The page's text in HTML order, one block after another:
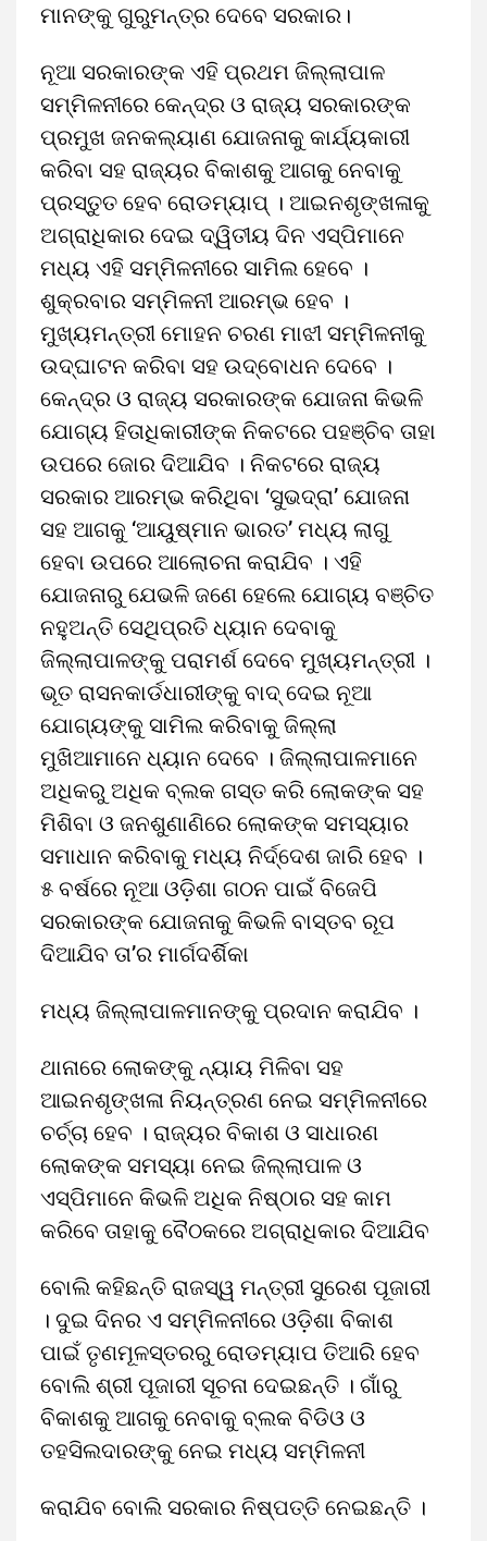
ମାନଙ୍କୁ ଗୁରୁମନ୍ତ୍ର ଦେବେ ସରକାର।
ନୂଆ ସରକାରଙ୍କ ଏହି ପ୍ରଥମ ଜିଲ୍ଲାପାଳ
ସମ୍ମିଳନୀରେ କେନ୍ଦ୍ର ଓ ରାଜ୍ୟ ସରକାରଙ୍କ
ପ୍ରମୁଖ ଜନକଲ୍ୟାଣ ଯୋଜନାକୁ କାର୍ଯ୍ୟକାରୀ
କରିବା ସହ ରାଜ୍ୟର ବିକାଶକୁ ଆଗକୁ ନେବାକୁ
ପ୍ରସ୍ତୁତ ହେବ ରୋଡମ୍ୟାପ୍ । ଆଇନଶୃଙ୍ଖଳାକୁ
ଅଗ୍ରାଧିକାର ଦେଇ ଦ୍ୱିତୀୟ ଦିନ ଏସ୍ପିମାନେ
ମଧ୍ୟ ଏହି ସମ୍ମିଳନୀରେ ସାମିଲ ହେବେ ।
ଶୁକ୍ରବାର ସମ୍ମିଳନୀ ଆରମ୍ଭ ହେବ ।
ମୁଖ୍ୟମନ୍ତ୍ରୀ ମୋହନ ଚରଣ ମାଝୀ ସମ୍ମିଳନୀକୁ
ଉଦ୍ଘାଟନ କରିବା ସହ ଉଦ୍ବୋଧନ ଦେବେ ।
କେନ୍ଦ୍ର ଓ ରାଜ୍ୟ ସରକାରଙ୍କ ଯୋଜନା କିଭଳି
ଯୋଗ୍ୟ ହିତାଧିକାରୀଙ୍କ ନିକଟରେ ପହଞ୍ଚିବ ତାହା
ଉପରେ ଜୋର ଦିଆଯିବ । ନିକଟରେ ରାଜ୍ୟ
ସରକାର ଆରମ୍ଭ କରିଥିବା ‘ସୁଭଦ୍ରା’ ଯୋଜନା
ସହ ଆଗକୁ ‘ଆୟୁଷ୍ମାନ ଭାରତ’ ମଧ୍ୟ ଲାଗୁ
ହେବା ଉପରେ ଆଲୋଚନା କରାଯିବ । ଏହି
ଯୋଜନାରୁ ଯେଭଳି ଜଣେ ହେଲେ ଯୋଗ୍ୟ ବଞ୍ଚିତ
ନହୁଅନ୍ତି ସେଥିପ୍ରତି ଧ୍ୟାନ ଦେବାକୁ
ଜିଲ୍ଲାପାଳଙ୍କୁ ପରାମର୍ଶ ଦେବେ ମୁଖ୍ୟମନ୍ତ୍ରୀ ।
ଭୂତ ରାସନକାର୍ଡଧାରୀଙ୍କୁ ବାଦ୍ ଦେଇ ନୂଆ
ଯୋଗ୍ୟଙ୍କୁ ସାମିଲ କରିବାକୁ ଜିଲ୍ଲା
ମୁଖିଆମାନେ ଧ୍ୟାନ ଦେବେ । ଜିଲ୍ଲାପାଳମାନେ
ଅଧିକରୁ ଅଧିକ ବ୍ଲକ ଗସ୍ତ କରି ଲୋକଙ୍କ ସହ
ମିଶିବା ଓ ଜନଶୁଣାଣିରେ ଲୋକଙ୍କ ସମସ୍ୟାର
ସମାଧାନ କରିବାକୁ ମଧ୍ୟ ନିର୍ଦ୍ଦେଶ ଜାରି ହେବ ।
୫ ବର୍ଷରେ ନୂଆ ଓଡ଼ିଶା ଗଠନ ପାଇଁ ବିଜେପି
ସରକାରଙ୍କ ଯୋଜନାକୁ କିଭଳି ବାସ୍ତବ ରୂପ
ଦିଆଯିବ ତା’ର ମାର୍ଗଦର୍ଶିକା
ମଧ୍ୟ ଜିଲ୍ଲାପାଳମାନଙ୍କୁ ପ୍ରଦାନ କରାଯିବ ।
ଥାନାରେ ଲୋକଙ୍କୁ ନ୍ୟାୟ ମିଳିବା ସହ
ଆଇନଶୃଙ୍ଖଳା ନିୟନ୍ତ୍ରଣ ନେଇ ସମ୍ମିଳନୀରେ
ଚର୍ଚ୍ଚା ହେବ । ରାଜ୍ୟର ବିକାଶ ଓ ସାଧାରଣ
ଲୋକଙ୍କ ସମସ୍ୟା ନେଇ ଜିଲ୍ଲାପାଳ ଓ
ଏସ୍ପିମାନେ କିଭଳି ଅଧିକ ନିଷ୍ଠାର ସହ କାମ
କରିବେ ତାହାକୁ ବୈଠକରେ ଅଗ୍ରାଧିକାର ଦିଆଯିବ
ବୋଲି କହିଛନ୍ତି ରାଜସ୍ୱ ମନ୍ତ୍ରୀ ସୁରେଶ ପୂଜାରୀ
। ଦୁଇ ଦିନର ଏ ସମ୍ମିଳନୀରେ ଓଡ଼ିଶା ବିକାଶ
ପାଇଁ ତୃଣମୂଳସ୍ତରରୁ ରୋଡମ୍ୟାପ ତିଆରି ହେବ
ବୋଲି ଶ୍ରୀ ପୂଜାରୀ ସୂଚନା ଦେଇଛନ୍ତି । ଗାଁରୁ
ବିକାଶକୁ ଆଗକୁ ନେବାକୁ ବ୍ଲକ ବିଡିଓ ଓ
ତହସିଲଦାରଙ୍କୁ ନେଇ ମଧ୍ୟ ସମ୍ମିଳନୀ
କରାଯିବ ବୋଲି ସରକାର ନିଷ୍ପତ୍ତି ନେଇଛନ୍ତି ।